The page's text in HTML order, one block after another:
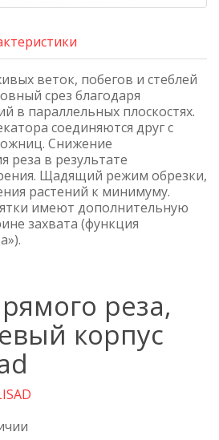
веток, побегов и стеблей
срез благодаря
в параллельных плоскостях.
соединяются друг с
Снижение
реза в результате
Щадящий режим обрезки,
растений к минимуму.
имеют дополнительную
захвата (функция
реза,
корпус